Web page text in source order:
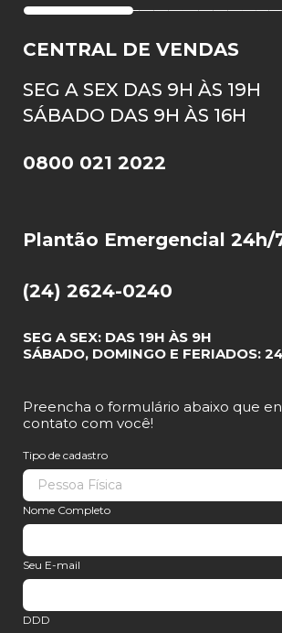
CENTRAL DE VENDAS
SEG A SEX DAS 9H ÀS 19H
SÁBADO DAS 9H ÀS 16H
0800 021 2022
Plantão Emergencial 24h/
(24) 2624-0240
SEG A SEX: DAS 19H ÀS 9H
SÁBADO, DOMINGO E FERIADOS:
Preencha o formulário abaixo que
contato com você!
Tipo de cadastro
Nome Completo
Seu E-mail
DDD